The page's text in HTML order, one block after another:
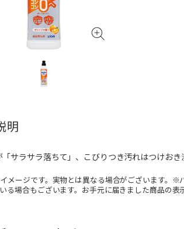
明
「サラサラ落ちて」、こびりつき汚れはつけお
メージです。実物とは異なる場合がございます。※
る場合もございます。お手元に届きました商品の表